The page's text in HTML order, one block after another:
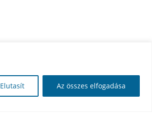
Elutasít Az összes elfogadása